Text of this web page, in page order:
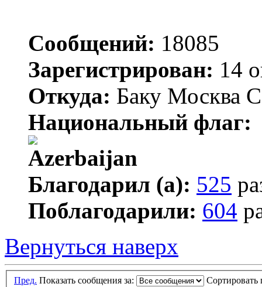
Сообщений: 18085
Зарегистрирован: 14
Откуда: Баку Москва
Национальный флаг:
Благодарил (а): 525
Поблагодарили: 604
Вернуться наверх
Пред. Показать сообщения за: Сортировать